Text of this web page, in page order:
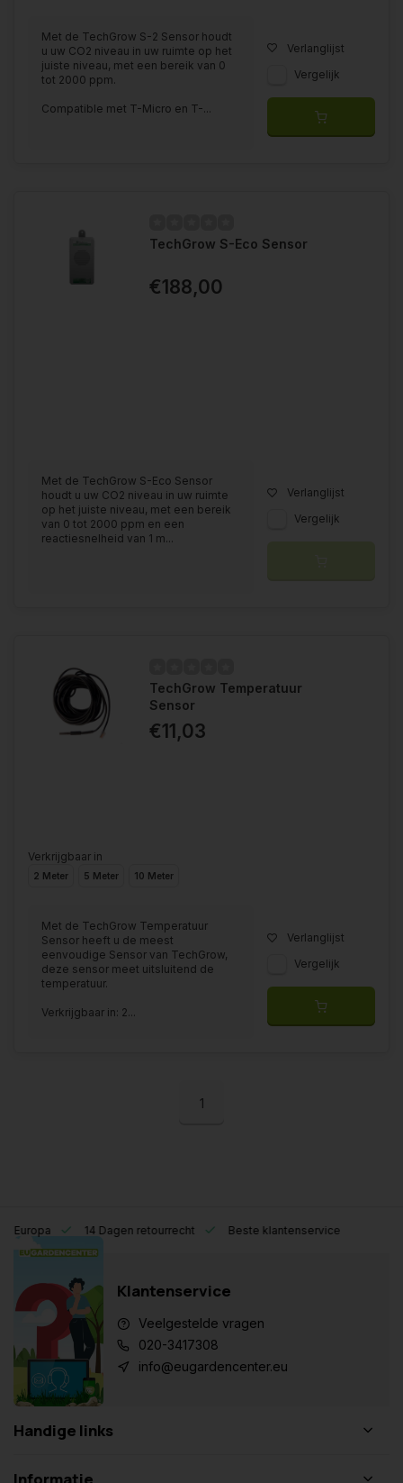
Met de TechGrow S-2 Sensor houdt
u uw CO2 niveau in uw ruimte op het
juiste niveau, met een bereik van 0
tot 2000 ppm.
Compatible met T-Micro en T-...
Verlanglijst
Vergelijk
TechGrow S-Eco Sensor
€188,00
Met de TechGrow S-Eco Sensor
houdt u uw CO2 niveau in uw ruimte
op het juiste niveau, met een bereik
van 0 tot 2000 ppm en een
reactiesnelheid van 1 m...
Verlanglijst
Vergelijk
TechGrow Temperatuur
Sensor
€11,03
Verkrijgbaar in
2 Meter 5 Meter 10 Meter
Met de TechGrow Temperatuur
Sensor heeft u de meest
eenvoudige Sensor van TechGrow,
deze sensor meet uitsluitend de
temperatuur.
Verkrijgbaar in: 2...
Verlanglijst
Vergelijk
1
Europa 14 Dagen retourrecht Beste klantenservice
Klantenservice
Veelgestelde vragen
020-3417308
info@eugardencenter.eu
Handige links